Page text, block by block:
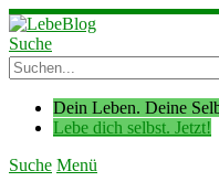
Suche
Dein Leben. Deine
Lebe dich selbst. Jetzt!
Suche Menü